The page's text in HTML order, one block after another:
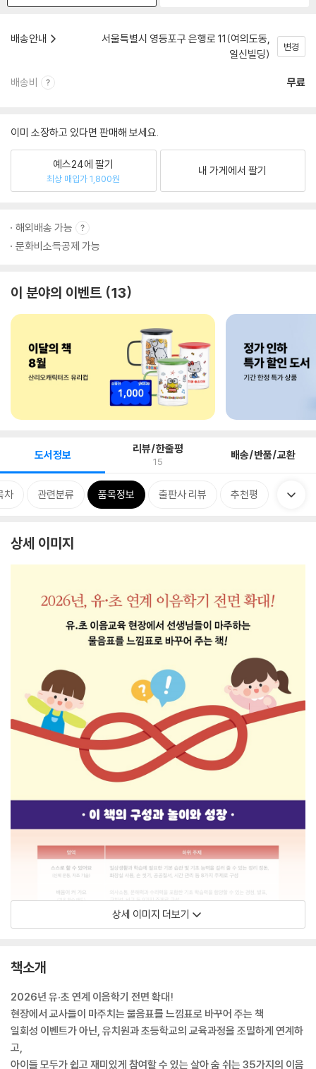
배송안내
서울특별시 영등포구 은행로 11(여의도동,
일신빌딩)
변경
배송비 무료
이미 소장하고 있다면 판매해 보세요.
예스24에 팔기
최상 매입가 1,800원
내 가게에서 팔기
해외배송 가능
문화비소득공제 가능
이 분야의 이벤트 13
도서정보 리뷰/한줄평
15 배송/반품/교환
차 관련분류 품목정보 출판사 리뷰 추천평
상세 이미지
상세 이미지 더보기
책소개
2026년 유·초 연계 이음학기 전면 확대!
현장에서 교사들이 마주치는 물음표를 느낌표로 바꾸어 주는 책
일회성 이벤트가 아닌, 유치원과 초등학교의 교육과정을 조밀하게 연계하
고,
아이들 모두가 쉽고 재미있게 참여할 수 있는 살아 숨 쉬는 35가지의 이음